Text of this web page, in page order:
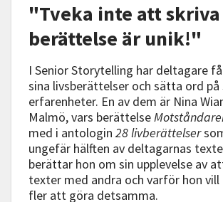
"Tveka inte att skriva
berättelse är unik!"
I Senior Storytelling har deltagare
sina livsberättelser och sätta ord på
erfarenheter. En av dem är Nina
Malmö, vars berättelse
med i antologin 28 livberättelser
ungefär hälften av deltagarnas
berättar hon om sin upplevelse av
texter med andra och varför hon vill
fler att göra detsamma.